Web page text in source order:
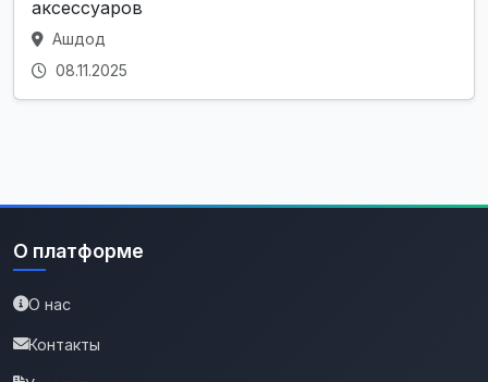
аксессуаров
Ашдод
08.11.2025
О платформе
О нас
Контакты